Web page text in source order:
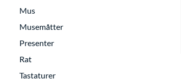
Mus
Musemåtter
Presenter
Rat
Tastaturer